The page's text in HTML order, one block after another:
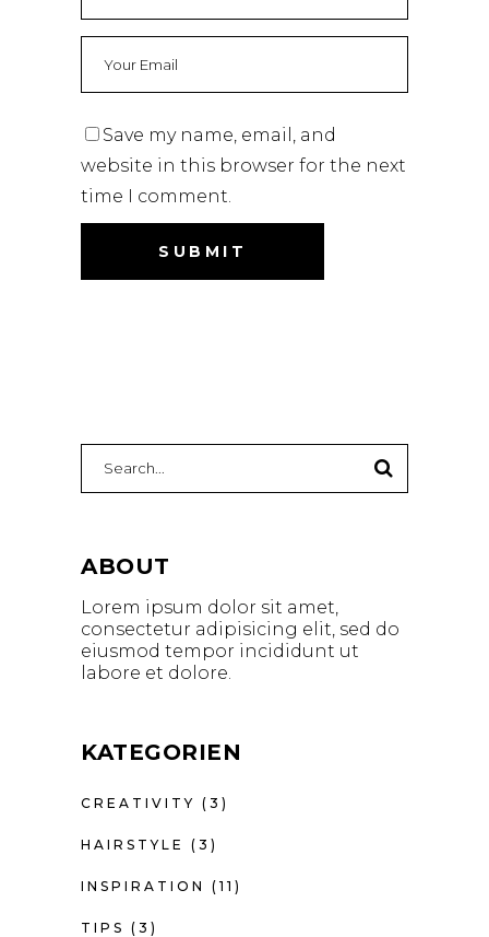
Save my name, email, and
website in this browser for the next
time I comment.
ABOUT
Lorem ipsum dolor sit amet,
consectetur adipisicing elit, sed do
eiusmod tempor incididunt ut
labore et dolore.
KATEGORIEN
CREATIVITY (3)
HAIRSTYLE (3)
INSPIRATION (11)
TIPS (3)